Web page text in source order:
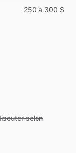
250 à 300 $
selon